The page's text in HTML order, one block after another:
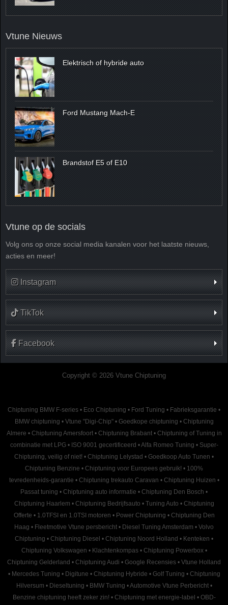
Vtune Nieuws
Elektrisch of hybride auto
Ford Mustang Mach-E
Brandstof E5 of E10
Vtune op de socials
Volg ons op onze social media kanalen voor het laatste nieuws,
acties en meer!
Instagram
TikTok
Facebook
Copyright © 2026 Vtune Chiptuning
Chiptuning BMW F-series • Eco Chiptuning • Ford Tuning • Fabrieksgarantie •
BMW chiptuning • Vtune "Digi-Chip" • Goedkope chiptuning • Chiptuning
Almere • Chiptuning Amersfoort • Chiptuning Brabant • Chiptuning of Tuning in
combinatie met LPG • ISO 9001 gecertificeerd •Alfa Romeo Tuning • Super-
Chiptuning, veilig of niet! • Chiptuning Lelystad • Goedkoop Auto Tunen •
Chiptuning Benzine • Chiptuning voor Europees gebruik! • 100%
tevredenheids-garantie • Chiptuning trekauto Caravan • Chiptuning Huizen •
Passat tuning • Chiptuning auto informatie • Chiptuning Den Bosch •
Chiptuning Haarlem • Chiptuning Bedrijfsauto • Tuning Auto • Chiptuning
Offerte • 1.0TFSI en 1.0TSI motoren • Power Chiptuning • Chiptuning Den
Haag • Fleetmotive Vtune persbericht • Diesel Tuning Amsterdam • Volvo
Chiptuning • Chiptuning Diesel • Chiptuning Noord Holland • Kenteken •
Chiptuning Volkswagen • Klachtenkompas • Chiptuning Powerbox •
Chiptuning Gelderland • Chiptuning Audi • Google Recensies • Vtune Holland
• Mercedes Tuning • Digitune • Chiptuning Hybride • Golf Tuning • Chiptuning
Hilversum • Dieseltuning • BMW Tuning •Automotive Vtune Perbericht •
Benzine chiptuning heeft zeker zin! • Chiptuning met energie-label • OBD-